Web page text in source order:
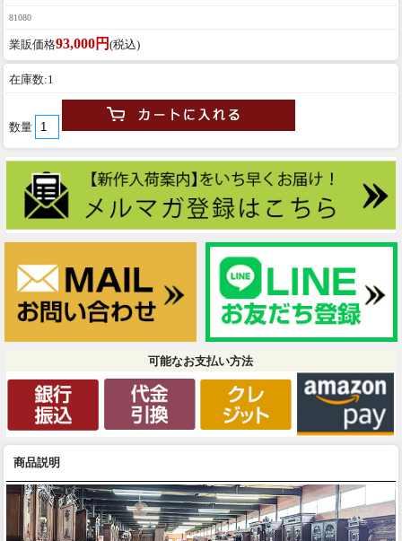
81080
業販価格93,000円 (税込)
在庫数:1
数量
可能なお支払い方法
商品説明